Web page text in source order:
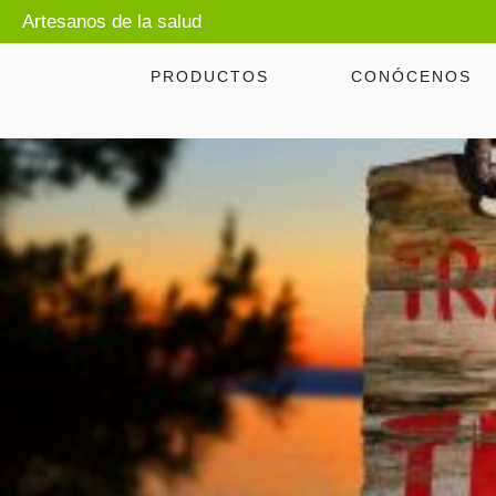
Artesanos de la salud
PRODUCTOS CONÓCENOS